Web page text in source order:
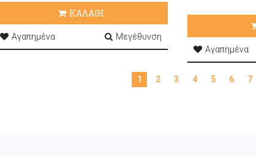
ΚΑΛΑΘΙ
Αγαπημένα Μεγέθυνση
Αγαπημένα
1 2 3 4 5 6 7